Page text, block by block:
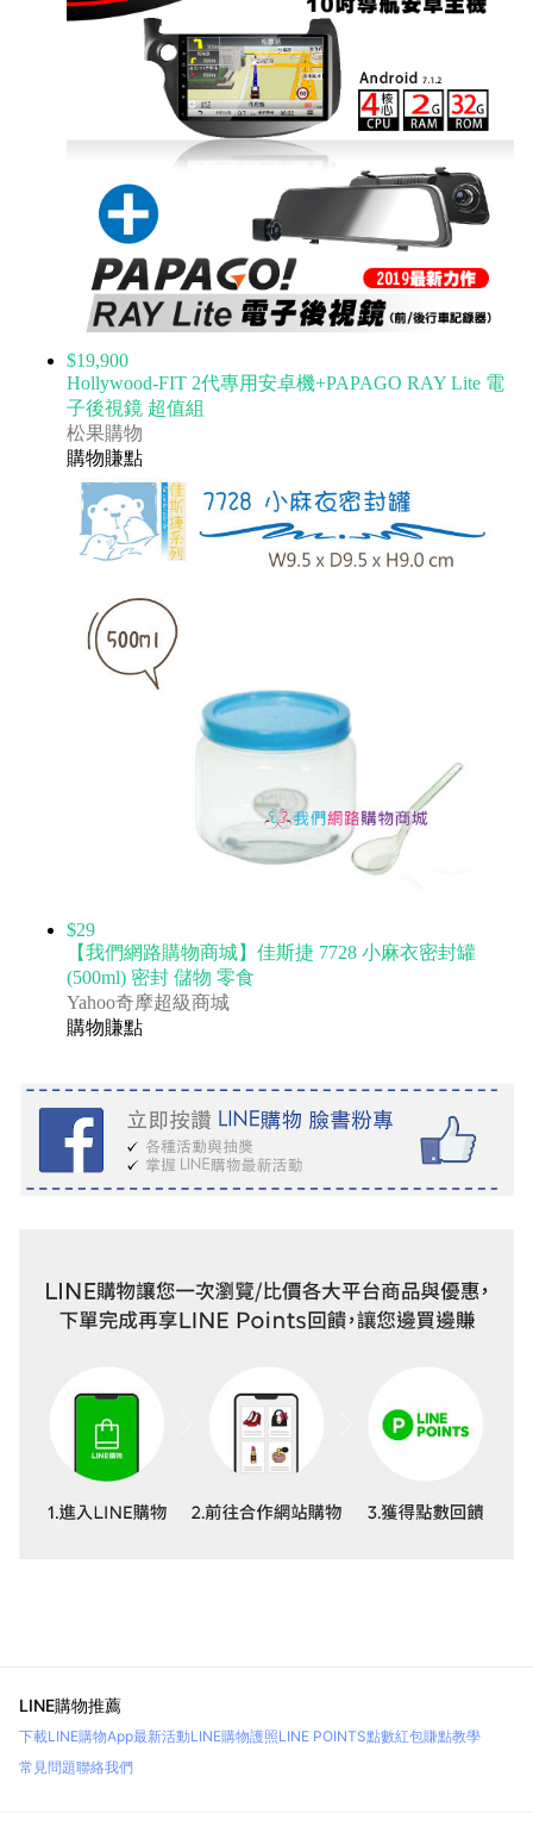
$19,900
Hollywood-FIT 2代專用安卓機+PAPAGO RAY Lite 電
子後視鏡 超值組
松果購物
購物賺點
$29
【我們網路購物商城】佳斯捷 7728 小麻衣密封罐
(500ml) 密封 儲物 零食
Yahoo奇摩超級商城
購物賺點
LINE購物推薦
下載LINE購物App最新活動LINE購物護照LINE POINTS點數紅包賺點教學
常見問題聯絡我們